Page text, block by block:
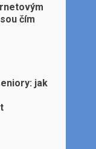
čím
jak